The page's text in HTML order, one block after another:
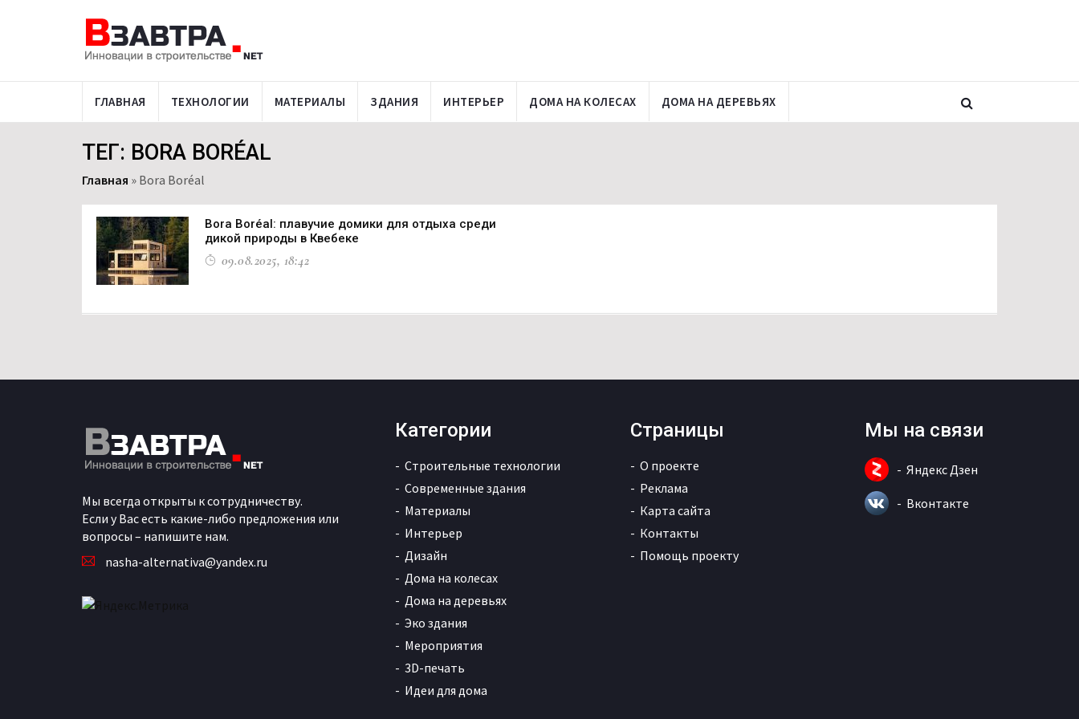
ГЛАВНАЯ ТЕХНОЛОГИИ МАТЕРИАЛЫ ЗДАНИЯ ИНТЕРЬЕР ДОМА НА КОЛЕСАХ ДОМА НА ДЕРЕВЬЯХ
ТЕГ: BORA BORÉAL
Главная » Bora Boréal
Bora Boréal: плавучие домики для отдыха среди
дикой природы в Квебеке
09.08.2025, 18:42
Мы всегда открыты к сотрудничеству.
Если у Вас есть какие-либо предложения или
вопросы – напишите нам.
nasha-alternativa@yandex.ru
Категории
Строительные технологии
Современные здания
Материалы
Интерьер
Дизайн
Дома на колесах
Дома на деревьях
Эко здания
Мероприятия
3D-печать
Идеи для дома
Страницы
О проекте
Реклама
Карта сайта
Контакты
Помощь проекту
Мы на связи
Яндекс Дзен
Вконтакте